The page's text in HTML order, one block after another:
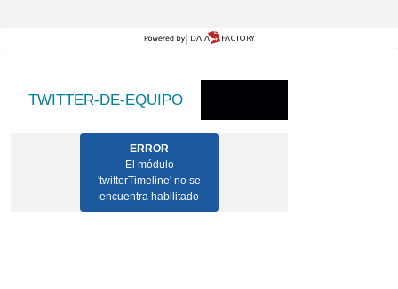
TWITTER-DE-EQUIPO
ERROR
El módulo
'twitterTimeline' no se
encuentra habilitado